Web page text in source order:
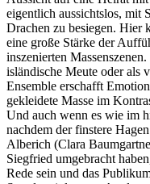
eigentlich aussichtslos, mit
Drachen zu besiegen. Hier
eine große Stärke der
inszenierten
isländische Meute oder als
Ensemble erschafft
gekleidete Masse im
Und auch wenn es wie im
nachdem der finstere
Alberich (Clara
Siegfried umgebracht
Rede sein und das